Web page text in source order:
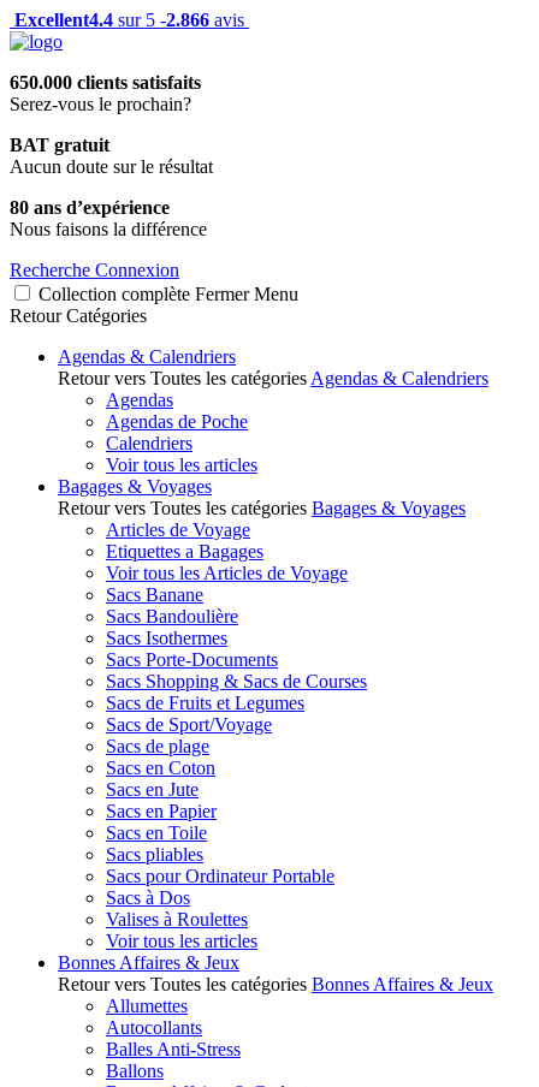
Excellent4.4 sur 5 -2.866 avis
650.000 clients satisfaits
Serez-vous le prochain?
BAT gratuit
Aucun doute sur le résultat
80 ans d’expérience
Nous faisons la différence
Recherche Connexion
Collection complète Fermer Menu
Retour Catégories
Agendas & Calendriers
Retour vers Toutes les catégories Agendas & Calendriers
Agendas
Agendas de Poche
Calendriers
Voir tous les articles
Bagages & Voyages
Retour vers Toutes les catégories Bagages & Voyages
Articles de Voyage
Etiquettes a Bagages
Voir tous les Articles de Voyage
Sacs Banane
Sacs Bandoulière
Sacs Isothermes
Sacs Porte-Documents
Sacs Shopping & Sacs de Courses
Sacs de Fruits et Legumes
Sacs de Sport/Voyage
Sacs de plage
Sacs en Coton
Sacs en Jute
Sacs en Papier
Sacs en Toile
Sacs pliables
Sacs pour Ordinateur Portable
Sacs à Dos
Valises à Roulettes
Voir tous les articles
Bonnes Affaires & Jeux
Retour vers Toutes les catégories Bonnes Affaires & Jeux
Allumettes
Autocollants
Balles Anti-Stress
Ballons